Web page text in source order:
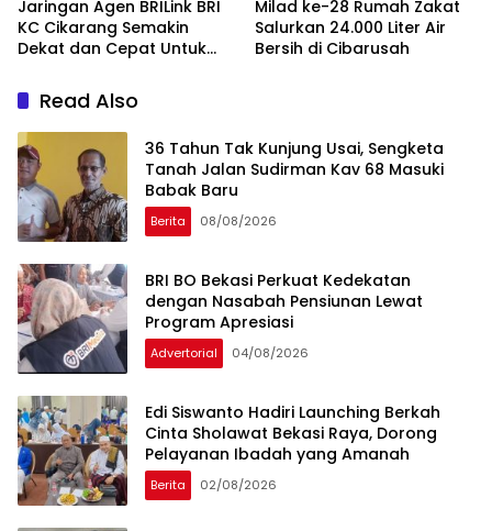
Jaringan Agen BRILink BRI
KC Cikarang Semakin
Dekat dan Cepat Untuk
Milad ke-28 Rumah Zakat
Salurkan 24.000 Liter Air
Bersih di Cibarusah
Read Also
36 Tahun Tak Kunjung Usai, Sengketa
Tanah Jalan Sudirman Kav 68 Masuki
Babak Baru
Berita 08/08/2026
BRI BO Bekasi Perkuat Kedekatan
dengan Nasabah Pensiunan Lewat
Program Apresiasi
Advertorial 04/08/2026
Edi Siswanto Hadiri Launching Berkah
Cinta Sholawat Bekasi Raya, Dorong
Pelayanan Ibadah yang Amanah
Berita 02/08/2026